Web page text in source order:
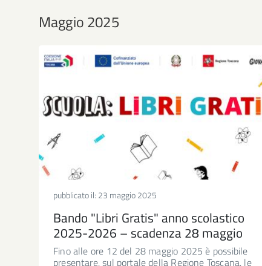
Maggio 2025
pubblicato il: 23 maggio 2025
Bando "Libri Gratis" anno scolastico
2025-2026 – scadenza 28 maggio
Fino alle ore 12 del 28 maggio 2025 è possibile
presentare, sul portale della Regione Toscana, le